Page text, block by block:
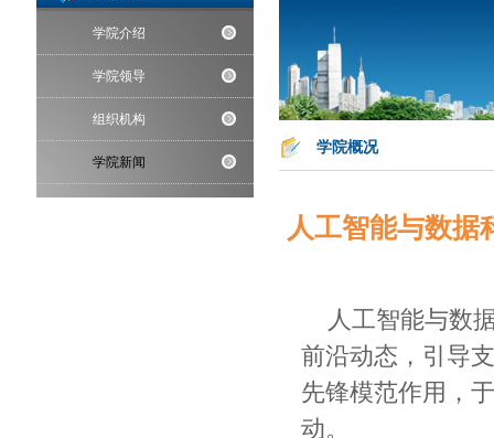
学院介绍
学院领导
组织机构
学院新闻
学院概况
人工智能与数据
人工智能与数
前沿动态，引导
先锋模范作用，
动。